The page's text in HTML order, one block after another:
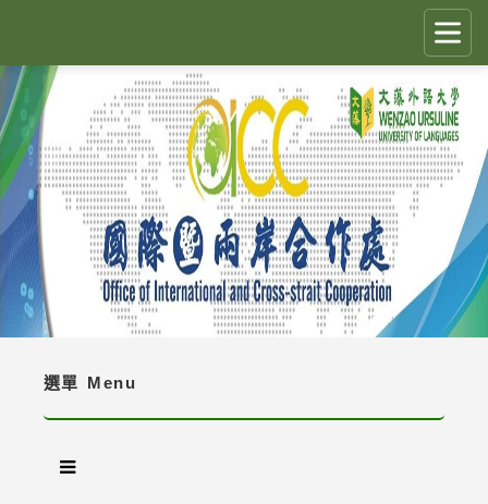
容
區
CLOSE ✕
國際生留臺計畫 PEGFIS
最新消息 Latest News
人員職掌 Job Description
境外生資訊與規定 Regulations
境外生入學資訊 Enrollment Information
選單 Menu